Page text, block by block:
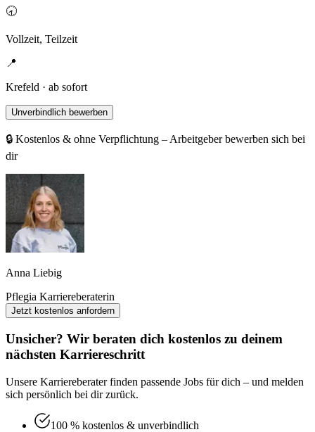
🕣
Vollzeit, Teilzeit
📍
Krefeld · ab sofort
Unverbindlich bewerben
🔒 Kostenlos & ohne Verpflichtung – Arbeitgeber bewerben sich bei
dir
Anna Liebig
Pflegia Karriereberaterin
Jetzt kostenlos anfordern
Unsicher? Wir beraten dich kostenlos zu deinem
nächsten Karriereschritt
Unsere Karriereberater finden passende Jobs für dich – und melden
sich persönlich bei dir zurück.
100 % kostenlos & unverbindlich